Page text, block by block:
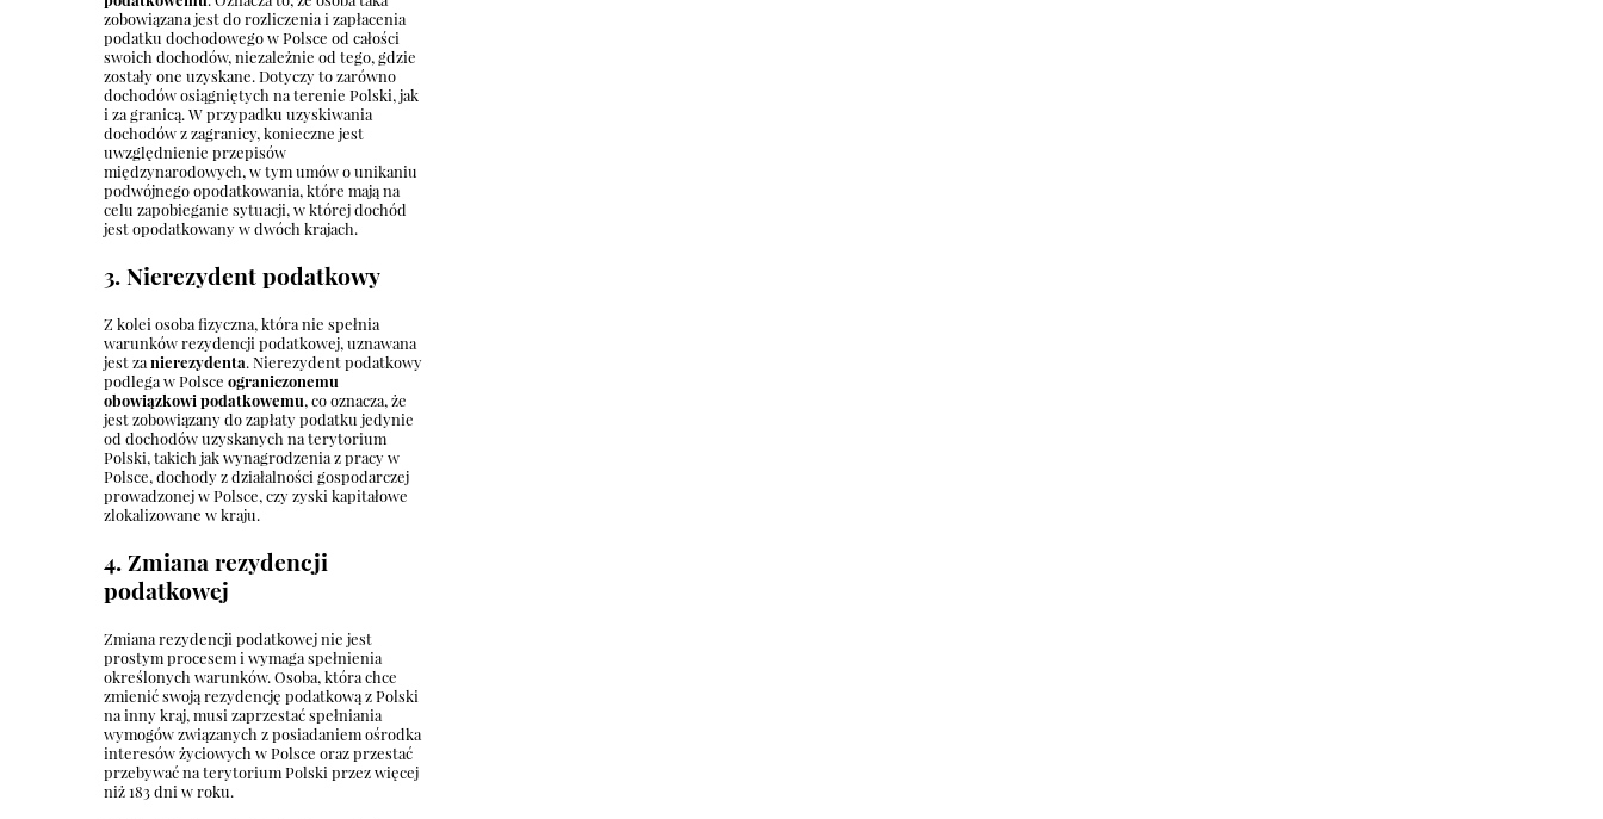
zobowiązana jest do rozliczenia i zapłacenia
podatku dochodowego w Polsce od całości
swoich dochodów, niezależnie od tego, gdzie
zostały one uzyskane. Dotyczy to zarówno
dochodów osiągniętych na terenie Polski, jak
i za granicą. W przypadku uzyskiwania
dochodów z zagranicy, konieczne jest
uwzględnienie przepisów
międzynarodowych, w tym umów o unikaniu
podwójnego opodatkowania, które mają na
celu zapobieganie sytuacji, w której dochód
jest opodatkowany w dwóch krajach.
3. Nierezydent podatkowy
Z kolei osoba fizyczna, która nie spełnia
warunków rezydencji podatkowej, uznawana
jest zanierezydenta. Nierezydent podatkowy
podlega w Polsce ograniczonemu
obowiązkowi podatkowemu, co oznacza, że
jest zobowiązany do zapłaty podatku jedynie
od dochodów uzyskanych na terytorium
Polski, takich jak wynagrodzenia z pracy w
Polsce, dochody z działalności gospodarczej
prowadzonej w Polsce, czy zyski kapitałowe
zlokalizowane w kraju.
4. Zmiana rezydencji
podatkowej
Zmiana rezydencji podatkowej nie jest
prostym procesem i wymaga spełnienia
określonych warunków. Osoba, która chce
zmienić swoją rezydencję podatkową z Polski
na inny kraj, musi zaprzestać spełniania
wymogów związanych z posiadaniem ośrodka
interesów życiowych w Polsce oraz przestać
przebywać na terytorium Polski przez więcej
niż 183 dni w roku.